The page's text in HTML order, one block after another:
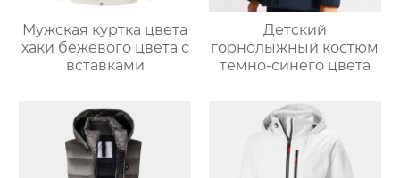
Мужская куртка цвета
хаки бежевого цвета с
вставками
Детский
горнолыжный костюм
темно-синего цвета